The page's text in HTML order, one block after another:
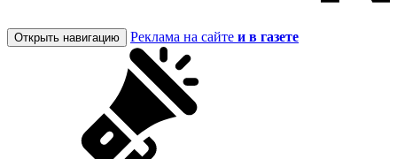
Открыть навигацию Реклама на сайте и в газете